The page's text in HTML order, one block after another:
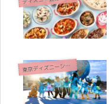
東
京ディズニーシー(R)